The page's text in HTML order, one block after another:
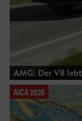
AMG: Der V8
AICA 2026